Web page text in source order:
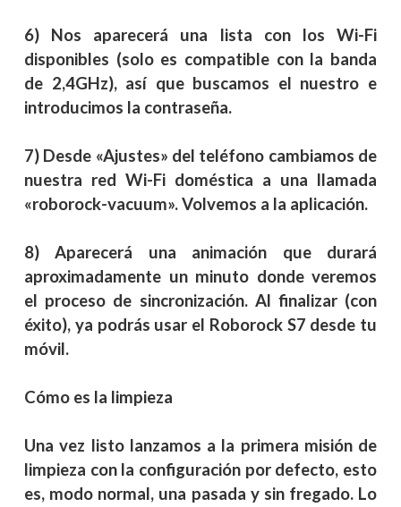
6) Nos aparecerá una lista con los Wi-Fi
disponibles (solo es compatible con la banda
de 2,4GHz), así que buscamos el nuestro e
introducimos la contraseña.
7) Desde «Ajustes» del teléfono cambiamos de
nuestra red Wi-Fi doméstica a una llamada
«roborock-vacuum». Volvemos a la aplicación.
8) Aparecerá una animación que durará
aproximadamente un minuto donde veremos
el proceso de sincronización. Al finalizar (con
éxito), ya podrás usar el Roborock S7 desde tu
móvil.
Cómo es la limpieza
Una vez listo lanzamos a la primera misión de
limpieza con la configuración por defecto, esto
es, modo normal, una pasada y sin fregado. Lo